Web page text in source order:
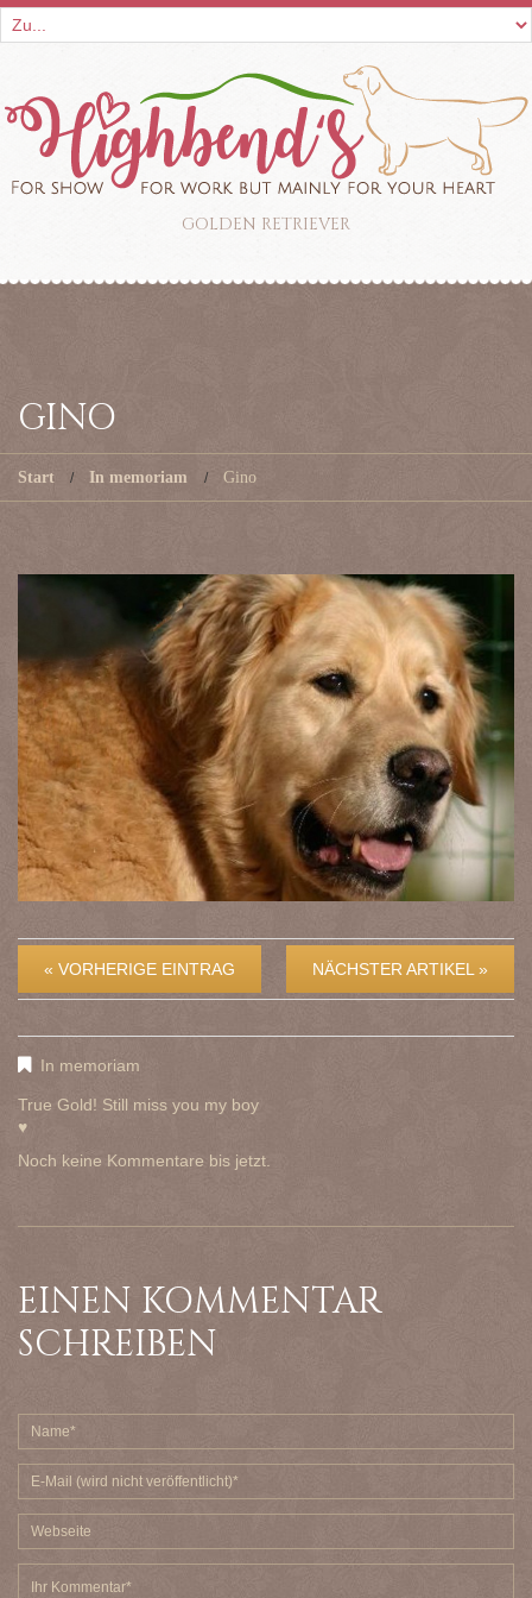
GOLDEN RETRIEVER
GINO
Start In memoriam Gino
« VORHERIGE EINTRAG NÄCHSTER ARTIKEL »
In memoriam
True Gold! Still miss you my boy
♥
Noch keine Kommentare bis jetzt.
EINEN KOMMENTAR
SCHREIBEN